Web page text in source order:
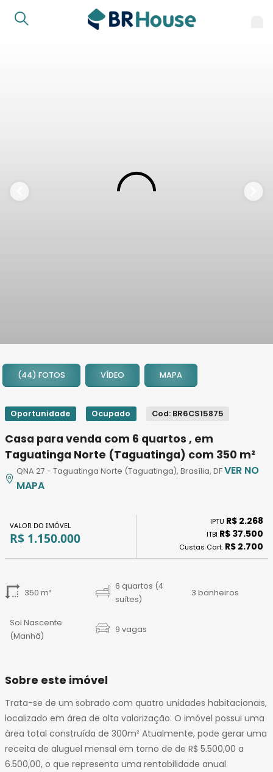
2
3
7
9
13
17
19
20
24
25
26
27
28
(44) FOTOS VÍDEO MAPA
Oportunidade Ocupado Cod: BR6CS15875
Casa para venda com 6 quartos , em
Taguatinga Norte (Taguatinga) com 350 m²
QNA 27 - Taguatinga Norte (Taguatinga), Brasília, DFVER NO
MAPA
VALOR DO IMÓVEL
R$ 1.150.000
IPTU R$ 2.268
ITBI R$ 37.500
Custas Cart. R$ 2.700
350 m²
6 quartos (4
suítes)
3 banheiros
Sol Nascente
(Manhã)
9 vagas
Sobre este imóvel
Trata-se de um sobrado com quatro unidades habitacionais,
localizado em área de alta valorização. O imóvel possui uma
área total construída de 300m² Atualmente, pode gerar uma
receita de aluguel mensal em torno de de R$ 5.500,00 a
6.500,00, o que representa uma rentabilidade anual